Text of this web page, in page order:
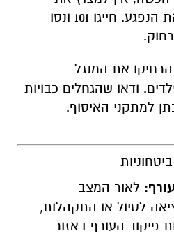
הארס ואין להזיז את הנפגע. חייגו 101 ונסו
הרחיקו את המנגל
ודאו שהגחלים כבויות
למתקני האיסוף.
לאור המצב
לטיול או התקהלות,
פיקוד העורף באזור